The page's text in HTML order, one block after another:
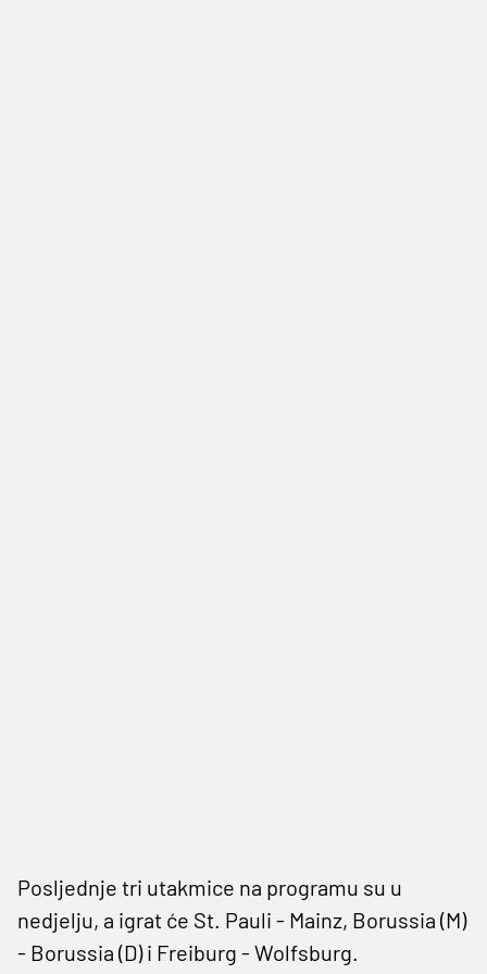
Posljednje tri utakmice na programu su u
nedjelju, a igrat će St. Pauli - Mainz, Borussia (M)
- Borussia (D) i Freiburg - Wolfsburg.